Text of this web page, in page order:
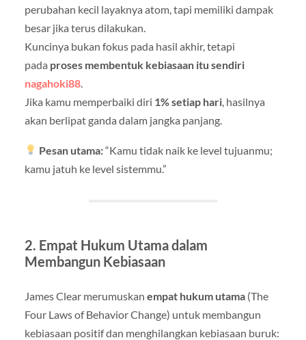
perubahan kecil layaknya atom, tapi memiliki dampak
besar jika terus dilakukan.
Kuncinya bukan fokus pada hasil akhir, tetapi
pada proses membentuk kebiasaan itu sendiri
nagahoki88.
Jika kamu memperbaiki diri 1% setiap hari, hasilnya
akan berlipat ganda dalam jangka panjang.
Pesan utama:“Kamu tidak naik ke level tujuanmu;
kamu jatuh ke level sistemmu.”
2. Empat Hukum Utama dalam
Membangun Kebiasaan
James Clear merumuskan empat hukum utama(The
Four Laws of Behavior Change) untuk membangun
kebiasaan positif dan menghilangkan kebiasaan buruk: